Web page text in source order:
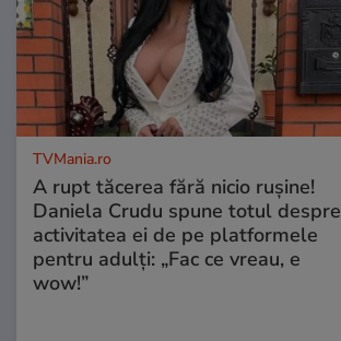
TVMania.ro
A rupt tăcerea fără nicio rușine!
Daniela Crudu spune totul despre
activitatea ei de pe platformele
pentru adulți: „Fac ce vreau, e
wow!”